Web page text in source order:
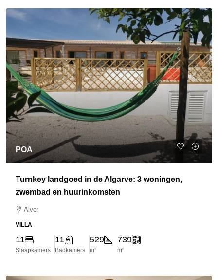
POA
Turnkey landgoed in de Algarve: 3 woningen,
zwembad en huurinkomsten
Alvor
VILLA
11
Slaapkamers
11
Badkamers
529
m²
739
m²